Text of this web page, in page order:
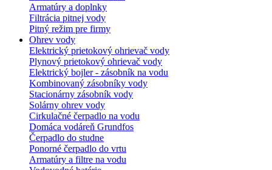
Armatúry a doplnky
Filtrácia pitnej vody
Pitný režim pre firmy
Ohrev vody
Elektrický prietokový ohrievač vody
Plynový prietokový ohrievač vody
Elektrický bojler - zásobník na vodu
Kombinovaný zásobníky vody
Stacionárny zásobník vody
Solárny ohrev vody
Cirkulačné čerpadlo na vodu
Domáca vodáreň Grundfos
Čerpadlo do studne
Ponorné čerpadlo do vrtu
Armatúry a filtre na vodu